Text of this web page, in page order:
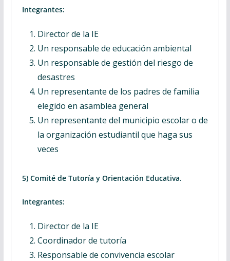
Integrantes:
Director de la IE
Un responsable de educación ambiental
Un responsable de gestión del riesgo de
desastres
Un representante de los padres de familia
elegido en asamblea general
Un representante del municipio escolar o de
la organización estudiantil que haga sus
veces
5) Comité de Tutoría y Orientación Educativa.
Integrantes:
Director de la IE
Coordinador de tutoría
Responsable de convivencia escolar